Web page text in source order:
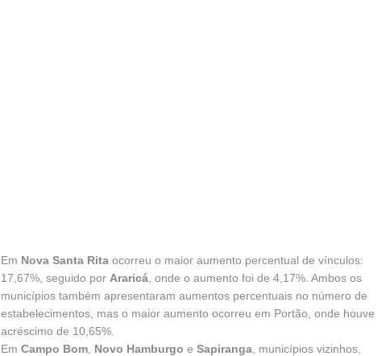
Em Nova Santa Ritaocorreu o maior aumento percentual de vínculos:
17,67%, seguido por Araricá, onde o aumento foi de 4,17%. Ambos os
municípios também apresentaram aumentos percentuais no número de
estabelecimentos, mas o maior aumento ocorreu em Portão, onde houve
acréscimo de 10,65%.
Em Campo Bom, Novo Hamburgo e Sapiranga, municípios vizinhos,